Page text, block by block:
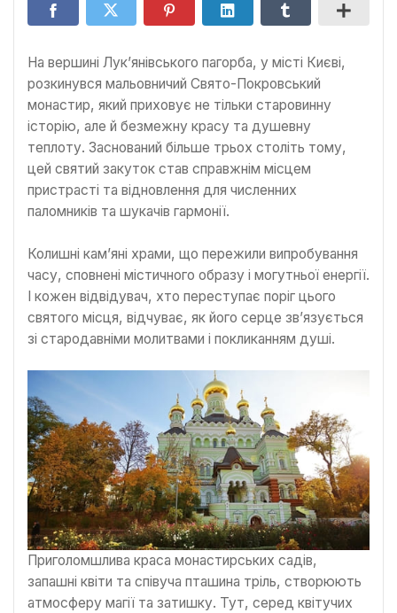
На вершині Лук’янівського пагорба, у місті Києві,
розкинувся мальовничий Свято-Покровський
монастир, який приховує не тільки старовинну
історію, але й безмежну красу та душевну
теплоту. Заснований більше трьох століть тому,
цей святий закуток став справжнім місцем
пристрасті та відновлення для численних
паломників та шукачів гармонії.
Колишні кам’яні храми, що пережили випробування
часу, сповнені містичного образу і могутньої енергії.
І кожен відвідувач, хто переступає поріг цього
святого місця, відчуває, як його серце зв’язується
зі стародавніми молитвами і покликанням душі.
Приголомшлива краса монастирських садів,
запашні квіти та співуча пташина тріль, створюють
атмосферу магії та затишку. Тут, серед квітучих